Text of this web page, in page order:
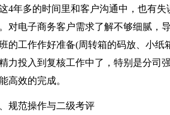
4年多的时间里和客户沟通中，也有
对电子商务客户需求了解不够细腻，
的工作作好准备(周转箱的码放、小
力投入到复核工作中了，特别是分司
高效的完成。
规范操作与二级考评